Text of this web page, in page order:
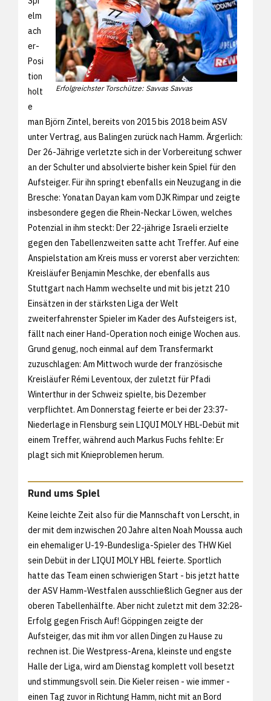
Erfolgreichster Torschütze: Savvas Savvas
elm
ach
er-
Posi
tion
holt
e
man Björn Zintel, bereits von 2015 bis 2018 beim ASV
unter Vertrag, aus Balingen zurück nach Hamm. Ärgerlich:
Der 26-Jährige verletzte sich in der Vorbereitung schwer
an der Schulter und absolvierte bisher kein Spiel für den
Aufsteiger. Für ihn springt ebenfalls ein Neuzugang in die
Bresche: Yonatan Dayan kam vom DJK Rimpar und zeigte
insbesondere gegen die Rhein-Neckar Löwen, welches
Potenzial in ihm steckt: Der 22-jährige Israeli erzielte
gegen den Tabellenzweiten satte acht Treffer. Auf eine
Anspielstation am Kreis muss er vorerst aber verzichten:
Kreisläufer Benjamin Meschke, der ebenfalls aus
Stuttgart nach Hamm wechselte und mit bis jetzt 210
Einsätzen in der stärksten Liga der Welt
zweiterfahrenster Spieler im Kader des Aufsteigers ist,
fällt nach einer Hand-Operation noch einige Wochen aus.
Grund genug, noch einmal auf dem Transfermarkt
zuzuschlagen: Am Mittwoch wurde der französische
Kreisläufer Rémi Leventoux, der zuletzt für Pfadi
Winterthur in der Schweiz spielte, bis Dezember
verpflichtet. Am Donnerstag feierte er bei der 23:37-
Niederlage in Flensburg sein LIQUI MOLY HBL-Debüt mit
einem Treffer, während auch Markus Fuchs fehlte: Er
plagt sich mit Knieproblemen herum.
Rund ums Spiel
Keine leichte Zeit also für die Mannschaft von Lerscht, in
der mit dem inzwischen 20 Jahre alten Noah Moussa auch
ein ehemaliger U-19-Bundesliga-Spieler des THW Kiel
sein Debüt in der LIQUI MOLY HBL feierte. Sportlich
hatte das Team einen schwierigen Start - bis jetzt hatte
der ASV Hamm-Westfalen ausschließlich Gegner aus der
oberen Tabellenhälfte. Aber nicht zuletzt mit dem 32:28-
Erfolg gegen Frisch Auf! Göppingen zeigte der
Aufsteiger, das mit ihm vor allen Dingen zu Hause zu
rechnen ist. Die Westpress-Arena, kleinste und engste
Halle der Liga, wird am Dienstag komplett voll besetzt
und stimmungsvoll sein. Die Kieler reisen - wie immer -
einen Tag zuvor in Richtung Hamm, nicht mit an Bord